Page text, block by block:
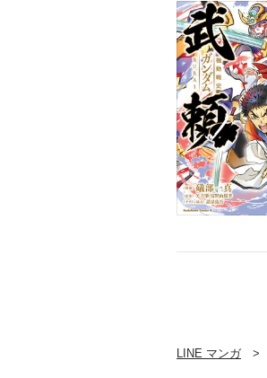
LINE マンガ